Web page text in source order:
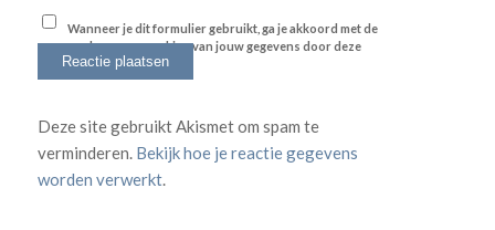
Wanneer je dit formulier gebruikt, ga je akkoord met de
opslag en verwerking van jouw gegevens door deze
website.*
Deze site gebruikt Akismet om spam te
verminderen. Bekijk hoe je reactie gegevens
worden verwerkt.